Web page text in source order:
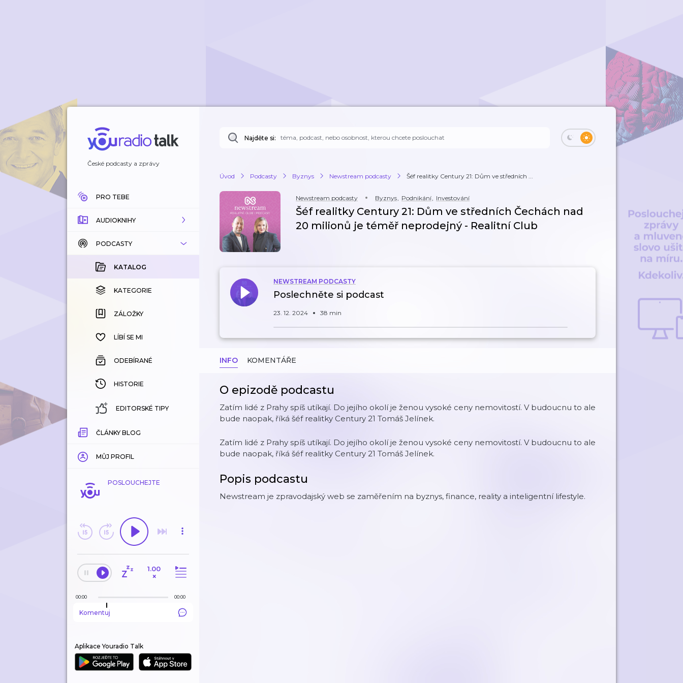
České podcasty a zprávy
PRO TEBE
AUDIOKNIHY
KATALOG
KOUPENÉ
KATEGORIE
ZÁLOŽKY
HISTORIE
PODCASTY
KATALOG
KATEGORIE
ZÁLOŽKY
LÍBÍ SE MI
ODEBÍRANÉ
HISTORIE
EDITORSKÉ TIPY
ČLÁNKY BLOG
MŮJ PROFIL
POSLOUCHEJTE
1.00
×
00:00 00:00
Komentuj
Aplikace Youradio Talk
Najděte si:
Úvod Podcasty Byznys Newstream podcasty Šéf realitky Century 21: Dům ve středních ...
Newstream podcasty Byznys, Podnikání, Investování
Šéf realitky Century 21: Dům ve středních Čechách nad
20 milionů je téměř neprodejný - Realitní Club
NEWSTREAM PODCASTY
Poslechněte si podcast
23. 12. 2024 38 min
INFO KOMENTÁŘE
O epizodě podcastu
Zatím lidé z Prahy spíš utíkají. Do jejího okolí je ženou vysoké ceny nemovitostí. V budoucnu to ale
bude naopak, říká šéf realitky Century 21 Tomáš Jelínek.
Zatím lidé z Prahy spíš utíkají. Do jejího okolí je ženou vysoké ceny nemovitostí. V budoucnu to ale
bude naopak, říká šéf realitky Century 21 Tomáš Jelínek.
Popis podcastu
Newstream je zpravodajský web se zaměřením na byznys, finance, reality a inteligentní lifestyle.